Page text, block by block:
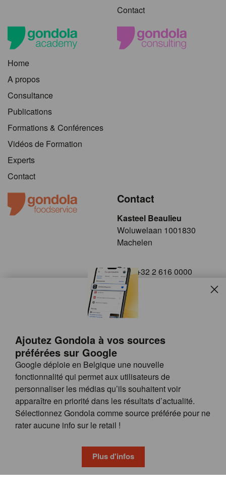
Ajoutez Gondola à vos sources
préférées sur Google
Google déploie en Belgique une nouvelle
fonctionnalité qui permet aux utilisateurs de
personnaliser les médias qu’ils souhaitent voir
apparaître en priorité dans les résultats d’actualité.
Sélectionnez Gondola comme source préférée pour ne
rater aucune info sur le retail !
Plus d'infos
Contact
Home
A propos
Consultance
Publications
Formations & Conférences
Vidéos de Formation
Experts
Contact
Contact
Kasteel Beaulieu
​​​Woluwelaan 1001830
Machelen
+32 2 616 0000
Follow us on
© GONDOLA GROUP
FAQ
CONDITIONS GÉNÉRALES
PRIVACY & COOKIE POLICY
wieni